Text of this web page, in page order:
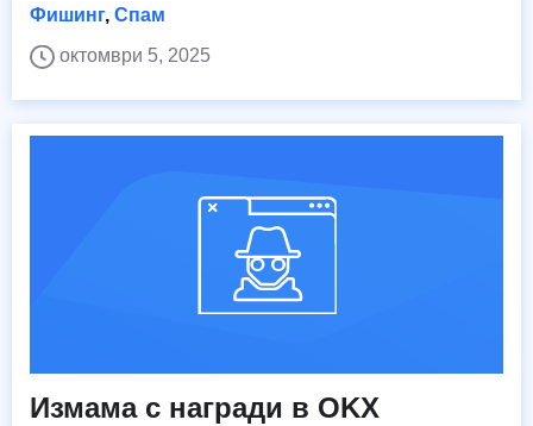
Фишинг, Спам
октомври 5, 2025
Измама с награди в OKX